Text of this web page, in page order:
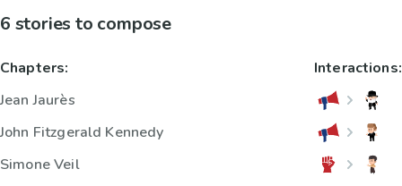
6 stories to compose
Chapters:
Jean Jaurès
John Fitzgerald Kennedy
Simone Veil
Interactions: